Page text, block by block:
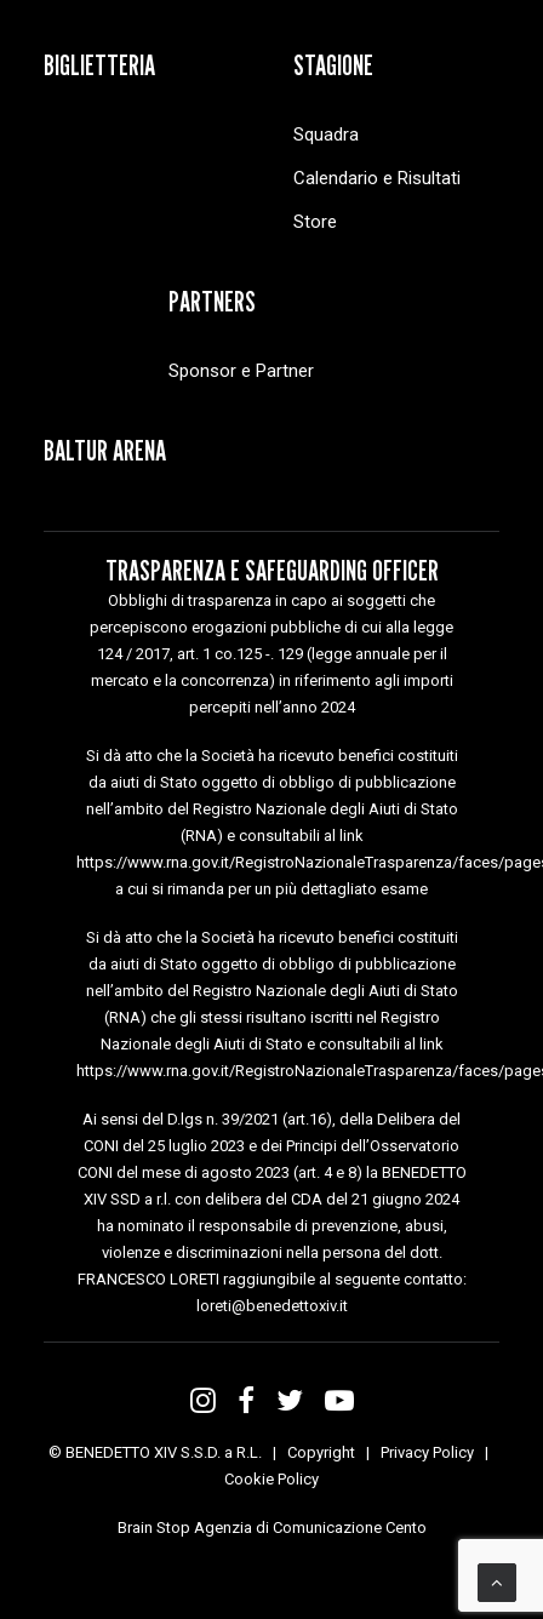
BIGLIETTERIA STAGIONE
Squadra
Calendario e Risultati
Store
PARTNERS
Sponsor e Partner
BALTUR ARENA
TRASPARENZA E SAFEGUARDING OFFICER
Obblighi di trasparenza in capo ai soggetti che
percepiscono erogazioni pubbliche di cui alla legge
124 / 2017, art. 1 co.125 -. 129 (legge annuale per il
mercato e la concorrenza) in riferimento agli importi
percepiti nell’anno 2024
Si dà atto che la Società ha ricevuto benefici costituiti
da aiuti di Stato oggetto di obbligo di pubblicazione
nell’ambito del Registro Nazionale degli Aiuti di Stato
(RNA) e consultabili al link
https://www.rna.gov.it/RegistroNazionaleTrasparenza/faces/
a cui si rimanda per un più dettagliato esame
Si dà atto che la Società ha ricevuto benefici costituiti
da aiuti di Stato oggetto di obbligo di pubblicazione
nell’ambito del Registro Nazionale degli Aiuti di Stato
(RNA) che gli stessi risultano iscritti nel Registro
Nazionale degli Aiuti di Stato e consultabili al link
https://www.rna.gov.it/RegistroNazionaleTrasparenza/faces/
Ai sensi del D.lgs n. 39/2021 (art.16), della Delibera del
CONI del 25 luglio 2023 e dei Principi dell’Osservatorio
CONI del mese di agosto 2023 (art. 4 e 8) la BENEDETTO
XIV SSD a r.l. con delibera del CDA del 21 giugno 2024
ha nominato il responsabile di prevenzione, abusi,
violenze e discriminazioni nella persona del dott.
FRANCESCO LORETI raggiungibile al seguente contatto:
loreti@benedettoxiv.it
© BENEDETTO XIV S.S.D. a R.L. | Copyright| Privacy Policy|
Cookie Policy
Brain Stop Agenzia di Comunicazione Cento